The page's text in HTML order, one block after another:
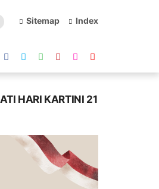
Sitemap Index
HARI KARTINI 21